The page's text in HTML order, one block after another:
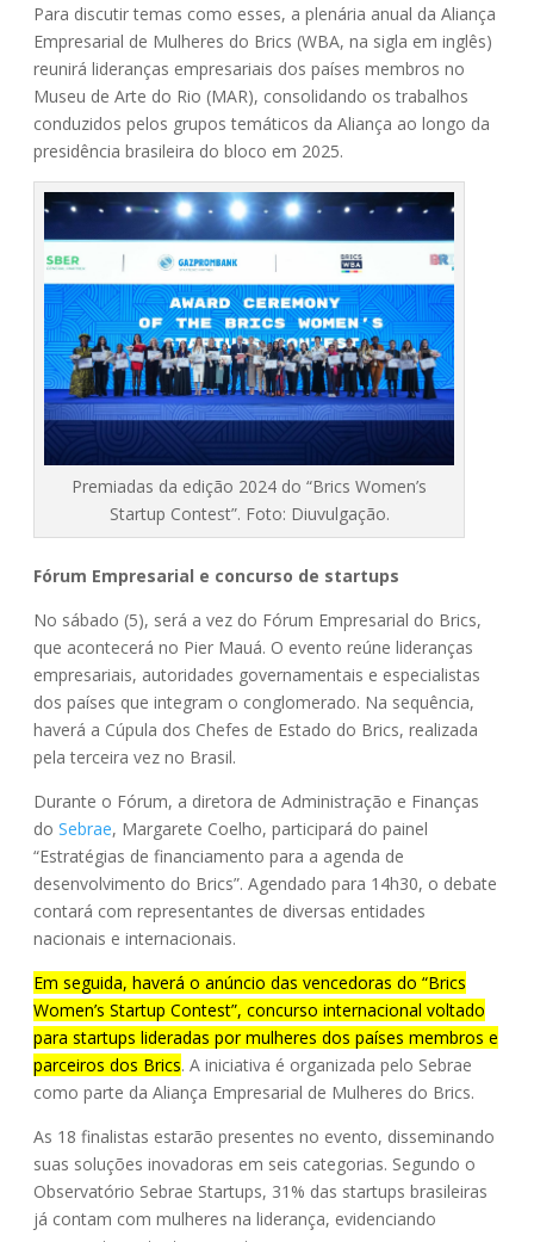
Para discutir temas como esses, a plenária anual da Aliança
Empresarial de Mulheres do Brics (WBA, na sigla em inglês)
reunirá lideranças empresariais dos países membros no
Museu de Arte do Rio (MAR), consolidando os trabalhos
conduzidos pelos grupos temáticos da Aliança ao longo da
presidência brasileira do bloco em 2025.
Premiadas da edição 2024 do “Brics Women’s
Startup Contest”. Foto: Diuvulgação.
Fórum Empresarial e concurso de startups
No sábado (5), será a vez do Fórum Empresarial do Brics,
que acontecerá no Pier Mauá. O evento reúne lideranças
empresariais, autoridades governamentais e especialistas
dos países que integram o conglomerado. Na sequência,
haverá a Cúpula dos Chefes de Estado do Brics, realizada
pela terceira vez no Brasil.
Durante o Fórum, a diretora de Administração e Finanças
do Sebrae, Margarete Coelho, participará do painel
“Estratégias de financiamento para a agenda de
desenvolvimento do Brics”. Agendado para 14h30, o debate
contará com representantes de diversas entidades
nacionais e internacionais.
Em seguida, haverá o anúncio das vencedoras do “Brics
Women’s Startup Contest”, concurso internacional voltado
para startups lideradas por mulheres dos países membros e
parceiros dos Brics. A iniciativa é organizada pelo Sebrae
como parte da Aliança Empresarial de Mulheres do Brics.
As 18 finalistas estarão presentes no evento, disseminando
suas soluções inovadoras em seis categorias. Segundo o
Observatório Sebrae Startups, 31% das startups brasileiras
já contam com mulheres na liderança, evidenciando